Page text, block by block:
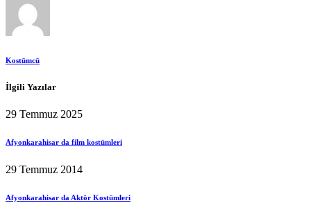
Kostümcü
İlgili Yazılar
29 Temmuz 2025
Afyonkarahisar da film kostümleri
29 Temmuz 2014
Afyonkarahisar da Aktör Kostümleri